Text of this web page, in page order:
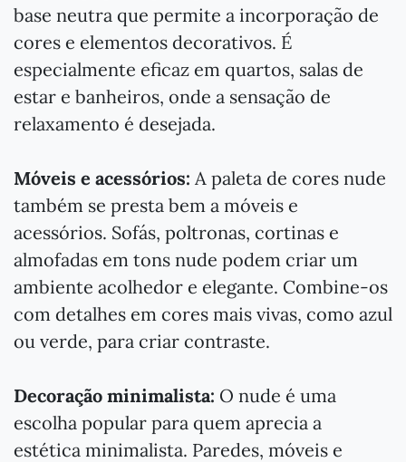
base neutra que permite a incorporação de
cores e elementos decorativos. É
especialmente eficaz em quartos, salas de
estar e banheiros, onde a sensação de
relaxamento é desejada.
Móveis e acessórios: A paleta de cores nude
também se presta bem a móveis e
acessórios. Sofás, poltronas, cortinas e
almofadas em tons nude podem criar um
ambiente acolhedor e elegante. Combine-os
com detalhes em cores mais vivas, como azul
ou verde, para criar contraste.
Decoração minimalista: O nude é uma
escolha popular para quem aprecia a
estética minimalista. Paredes, móveis e